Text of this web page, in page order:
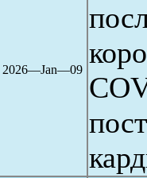
2026―Jan―09